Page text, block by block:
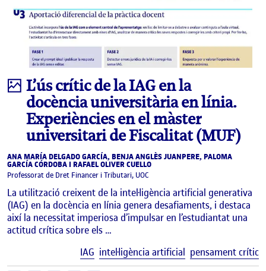
Infografia
L’ús crític de la IAG en la
docència universitària en línia.
Experiències en el màster
universitari de Fiscalitat (MUF)
ANA MARÍA DELGADO GARCÍA, BENJA ANGLÈS JUANPERE, PALOMA
GARCÍA CÓRDOBA I RAFAEL OLIVER CUELLO
Professorat de Dret Financer i Tributari, UOC
La utilització creixent de la intel·ligència artificial generativa
(IAG) en la docència en línia genera desafiaments, i destaca
així la necessitat imperiosa d’impulsar en l’estudiantat una
actitud crítica sobre els …
IAG intel·ligència artificial pensament crític